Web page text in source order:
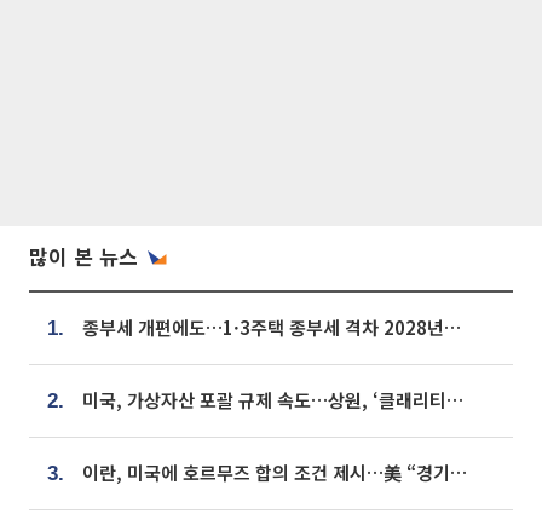
많이 본 뉴스
1. 종부세 개편에도…1·3주택 종부세 격차 2028년부터 확대
2. 미국, 가상자산 포괄 규제 속도…상원, ‘클래리티법’ 9월 절차투표 추진
3. 이란, 미국에 호르무즈 합의 조건 제시…美 “경기 아직 안 끝나” [종합]